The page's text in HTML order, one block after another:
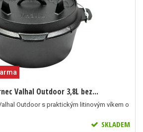
Valhal Outdoor 3,8L bez...
Outdoor s praktickým litinovým víkem o
SKLADEM